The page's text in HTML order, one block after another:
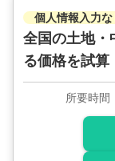
個人情報入力な
全国の土地・
る価格を試算
所要時間